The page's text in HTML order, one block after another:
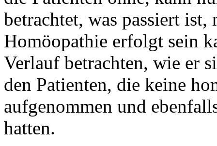
betrachtet, was passiert
Homöopathie erfolgt sein
Verlauf betrachten, wie er
den Patienten, die keine
aufgenommen und
hatten.